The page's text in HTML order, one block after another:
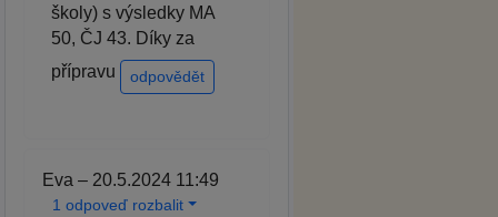
školy) s výsledky MA
50, ČJ 43. Díky za
přípravu
odpovědět
Eva – 20.5.2024 11:49
1 odpoveď rozbalit